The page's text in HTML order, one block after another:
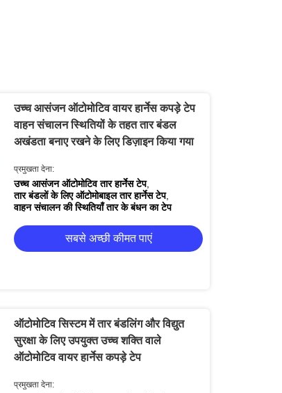
उच्च आसंजन ऑटोमोटिव वायर हार्नेस कपड़े टेप
वाहन संचालन स्थितियों के तहत तार बंडल
अखंडता बनाए रखने के लिए डिज़ाइन किया गया
प्रमुखता देना:
उच्च आसंजन ऑटोमोटिव तार हार्नेस टेप,
तार बंडलों के लिए ऑटोमोबाइल तार हार्नेस टेप,
वाहन संचालन की स्थितियाँ तार के बंधन का टेप
सबसे अच्छी कीमत पाएं
ऑटोमोटिव सिस्टम में तार बंडलिंग और विद्युत
सुरक्षा के लिए उपयुक्त उच्च शक्ति वाले
ऑटोमोटिव वायर हार्नेस कपड़े टेप
प्रमुखता देना: